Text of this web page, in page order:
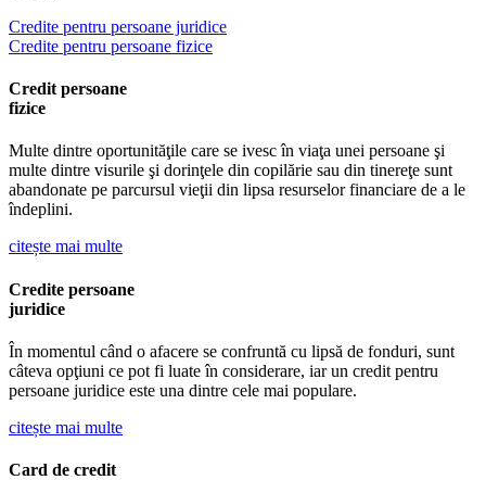
Credite pentru persoane juridice
Credite pentru persoane fizice
Credit persoane
fizice
Multe dintre oportunităţile care se ivesc în viaţa unei persoane şi
multe dintre visurile şi dorinţele din copilărie sau din tinereţe sunt
abandonate pe parcursul vieţii din lipsa resurselor financiare de a le
îndeplini.
citește mai multe
Credite persoane
juridice
În momentul când o afacere se confruntă cu lipsă de fonduri, sunt
câteva opţiuni ce pot fi luate în considerare, iar un credit pentru
persoane juridice este una dintre cele mai populare.
citește mai multe
Card de credit